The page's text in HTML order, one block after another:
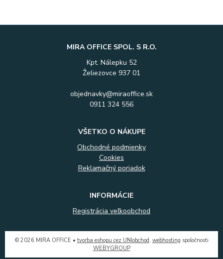
MIRA OFFICE SPOL. S R.O.
Kpt. Nálepku 52
Želiezovce 937 01
objednavky@miraoffice.sk
0911 324 556
VŠETKO O NÁKUPE
Obchodné podmienky
Cookies
Reklamačný poriadok
INFORMÁCIE
Registrácia veľkoobchod
© 2026 MIRA OFFICE • tvorba eshopu cez UNIobchod, webhosting spoločnosti
WEBYGROUP